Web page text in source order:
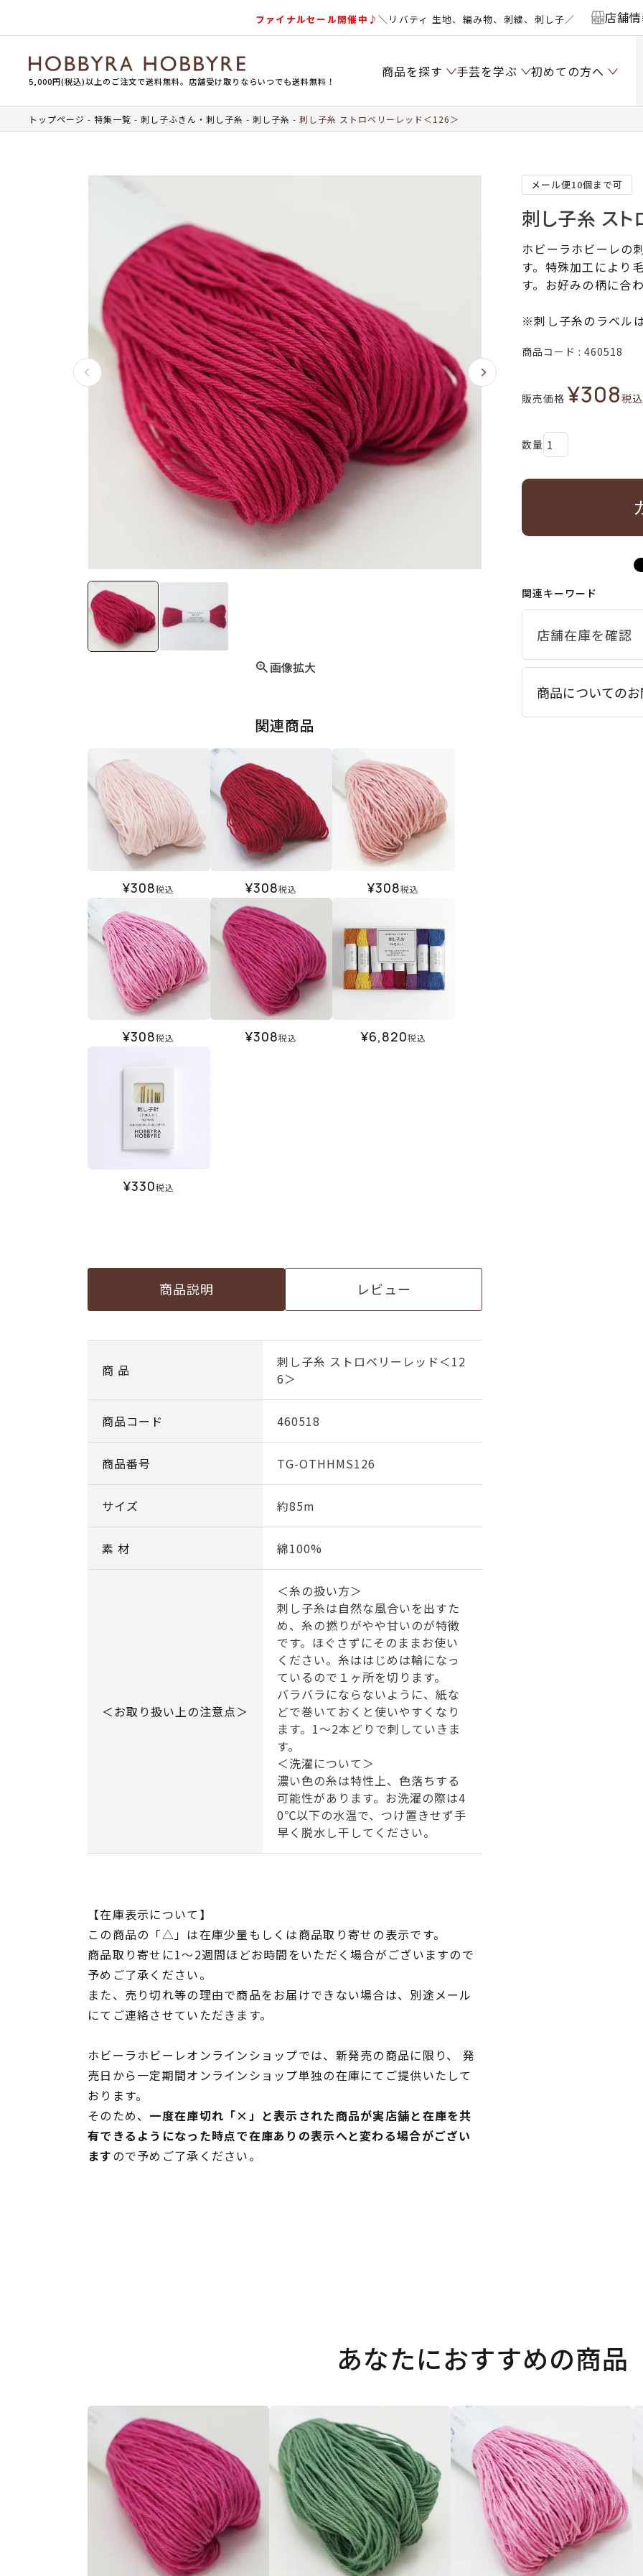
ファイナルセール開催中♪＼リバティ 生地、編み物、刺繍、刺し子／ 店舗
5,000円(税込)以上のご注文で送料無料。店舗受け取りならいつでも送料無料！
商品を探す 手芸を学ぶ 初めての方へ
トップページ 特集一覧 刺し子ふきん・刺し子糸 刺し子糸 刺し子糸 ストロベリーレッド＜126＞
画像拡大
関連商品
¥308税込 ¥308税込 ¥308税込
¥308税込 ¥308税込 ¥6,820税込
¥330税込
商品説明 レビュー
商 品
刺し子糸 ストロベリーレッド＜12
6＞
商品コード 460518
商品番号 TG-OTHHMS126
サイズ 約85m
素 材 綿100%
＜お取り扱い上の注意点＞
＜糸の扱い方＞
刺し子糸は自然な風合いを出すた
め、糸の撚りがやや甘いのが特徴
です。ほぐさずにそのままお使い
ください。糸ははじめは輪になっ
ているので１ヶ所を切ります。
バラバラにならないように、紙な
どで巻いておくと使いやすくなり
ます。1～2本どりで刺していきま
す。
＜洗濯について＞
濃い色の糸は特性上、色落ちする
可能性があります。お洗濯の際は4
0℃以下の水温で、つけ置きせず手
早く脱水し干してください。
【在庫表示について】
この商品の「△」は在庫少量もしくは商品取り寄せの表示です。
商品取り寄せに1～2週間ほどお時間をいただく場合がございますので
予めご了承ください。
また、売り切れ等の理由で商品をお届けできない場合は、別途メール
にてご連絡させていただきます。
ホビーラホビーレオンラインショップでは、新発売の商品に限り、 発
売日から一定期間オンラインショップ単独の在庫にてご提供いたして
おります。
そのため、 一度在庫切れ「×」と表示された商品が実店舗と在庫を共
有できるようになった時点で在庫ありの表示へと変わる場合がござい
ますので予めご了承ください。
メール便10個まで可
刺し子糸 スト
ホビーラホビーレの
す。特殊加工により
す。お好みの柄に合
※刺し子糸のラベル
商品コード 460518
販売価格 ¥308税込
関連キーワード
商品についての
あなたにおすすめの商品